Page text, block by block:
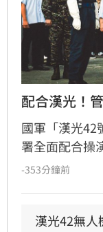
配合漢光！
國軍「漢光42
署全面配合操
能。海委會主
-353分鐘前
漢光42無